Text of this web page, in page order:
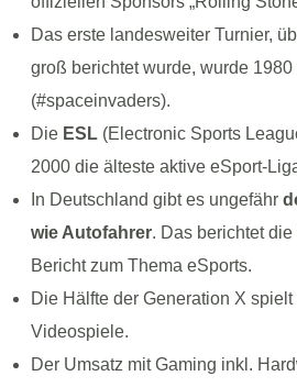
Das erste landesweiter Turnier,
groß berichtet wurde, wurde
(#spaceinvaders).
Die ESL(Electronic Sports
2000 die älteste aktive eSport-
In Deutschland gibt es ungefähr
wie Autofahrer. Das berichtet die
Bericht zum Thema eSports.
Die Hälfte der Generation X spielt
Videospiele.
Der Umsatz mit Gaming inkl.